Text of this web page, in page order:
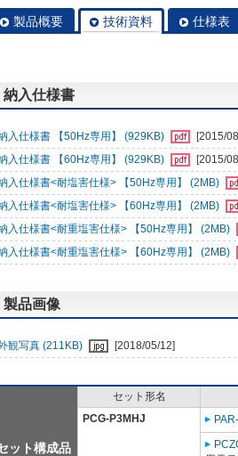
製品概要 技術資料 仕様表
納入仕様書
入仕様書 【50Hz専用】 (929KB)
[2015/
入仕様書 【60Hz専用】 (929KB)
[2015/
入仕様書<耐塩害仕様> 【50Hz専用】 (2MB)
入仕様書<耐塩害仕様> 【60Hz専用】 (2MB)
入仕様書<耐重塩害仕様> 【50Hz専用】 (2MB)
入仕様書<耐重塩害仕様> 【60Hz専用】 (2MB)
製品画像
観写真 (211KB) [2018/05/12]
ット構成品
セット形名
PCG-P3MHJ